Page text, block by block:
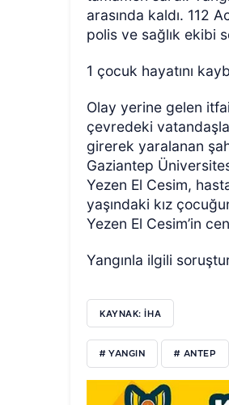
arasında kaldı. 112
polis ve sağlık ekibi
1 çocuk hayatını
Olay yerine gelen
çevredeki
girerek yaralanan
Gaziantep
Yezen El Cesim,
yaşındaki kız
Yezen El Cesim’in
Yangınla ilgili
KAYNAK: İHA
# YANGIN # ANTEP